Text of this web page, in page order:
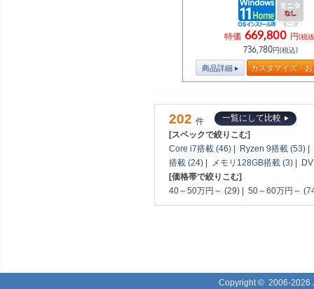
特価 669,800 円(税
736,780円(税込)
商品詳細 カスタマイズ・
202 件
一覧にして比較
[スペックで絞りこむ]
Core i7搭載 (46)
Ryzen 9搭載 (53)
搭載 (24)
メモリ128GB搭載 (3)
[価格帯で絞りこむ]
40～50万円～ (29)
50～60万円～
Copyright © 2006-2026